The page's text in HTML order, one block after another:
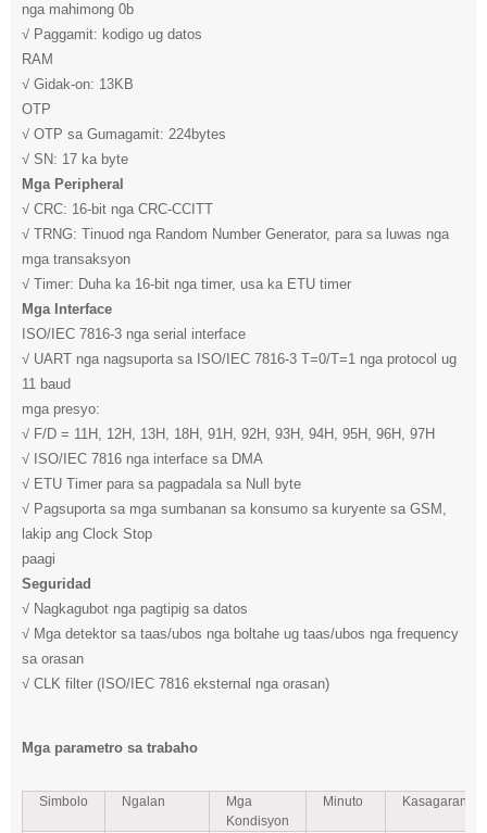
nga mahimong 0b
√ Paggamit: kodigo ug datos
RAM
√ Gidak-on: 13KB
OTP
√ OTP sa Gumagamit: 224bytes
√ SN: 17 ka byte
Mga Peripheral
√ CRC: 16-bit nga CRC-CCITT
√ TRNG: Tinuod nga Random Number Generator, para sa luwas nga
mga transaksyon
√ Timer: Duha ka 16-bit nga timer, usa ka ETU timer
Mga Interface
ISO/IEC 7816-3 nga serial interface
√ UART nga nagsuporta sa ISO/IEC 7816-3 T=0/T=1 nga protocol ug
11 baud
mga presyo:
√ F/D = 11H, 12H, 13H, 18H, 91H, 92H, 93H, 94H, 95H, 96H, 97H
√ ISO/IEC 7816 nga interface sa DMA
√ ETU Timer para sa pagpadala sa Null byte
√ Pagsuporta sa mga sumbanan sa konsumo sa kuryente sa GSM,
lakip ang Clock Stop
paagi
Seguridad
√ Nagkagubot nga pagtipig sa datos
√ Mga detektor sa taas/ubos nga boltahe ug taas/ubos nga frequency
sa orasan
√ CLK filter (ISO/IEC 7816 eksternal nga orasan)
Mga parametro sa trabaho
Simbolo Ngalan
Mga
Kondisyon
Minuto Kasagaran